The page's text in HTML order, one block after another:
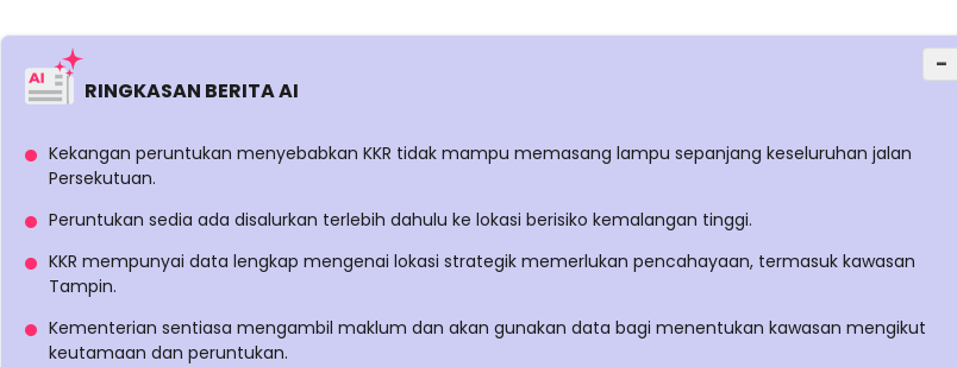
RINGKASAN BERITA AI
−
Kekangan peruntukan menyebabkan KKR tidak mampu memasang lampu sepanjang keseluruhan jalan
Persekutuan.
Peruntukan sedia ada disalurkan terlebih dahulu ke lokasi berisiko kemalangan tinggi.
KKR mempunyai data lengkap mengenai lokasi strategik memerlukan pencahayaan, termasuk kawasan
Tampin.
Kementerian sentiasa mengambil maklum dan akan gunakan data bagi menentukan kawasan mengikut
keutamaan dan peruntukan.